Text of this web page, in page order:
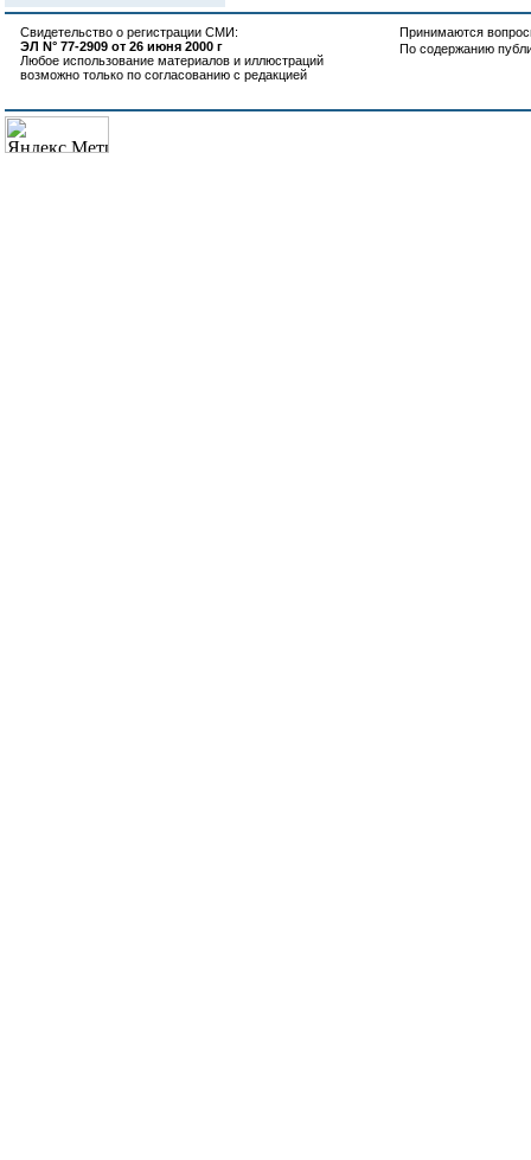
Свидетельство о регистрации СМИ:
ЭЛ N° 77-2909 от 26 июня 2000 г
Любое использование материалов и иллюстраций
возможно только по согласованию с редакцией
Принимаются
По содержанию